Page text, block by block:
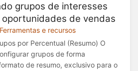
grupos de interesses
de vendas
Ferramentas e recursos
por Percentual (Resumo) O
grupos de forma
de resumo, exclusivo para o